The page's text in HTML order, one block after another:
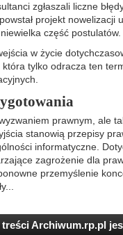
zgłaszali liczne
projekt
część postulatów.
w życie
która tylko odracza ten
prawnym, ale
stanowią przepisy
informatyczne.
zagrożenie dla
przemyślenie
Archiwum.rp.pl